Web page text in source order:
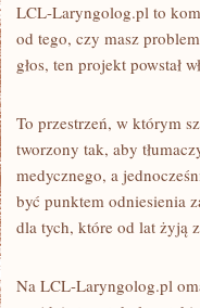
LCL-Laryngolog.pl to
od tego, czy masz
głos, ten projekt powstał
To przestrzeń, w którym
tworzony tak, aby
medycznego, a
być punktem odniesienia
dla tych, które od lat żyją
Na LCL-Laryngolog.pl